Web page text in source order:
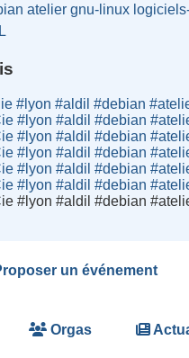
atelier gnu-linux
#lyon #aldil #debian
#lyon #aldil #debian
#lyon #aldil #debian
#lyon #aldil #debian
#lyon #aldil #debian
#lyon #aldil #debian
#lyon #aldil #debian
un événement
Orgas